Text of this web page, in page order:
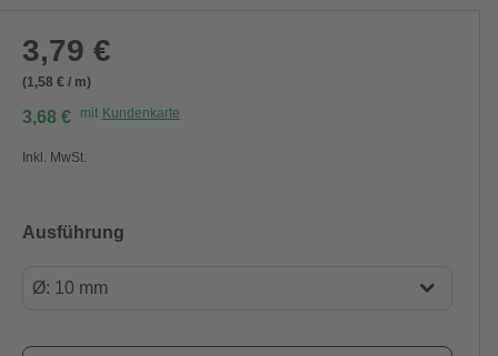
3,79 €
(1,58 € / m)
3,68 € mit Kundenkarte
Inkl. MwSt.
Ausführung
Ø: 10 mm